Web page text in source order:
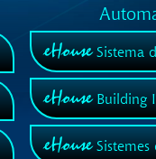
eHouseSistema
eHouseBuilding
eHouseSistemes